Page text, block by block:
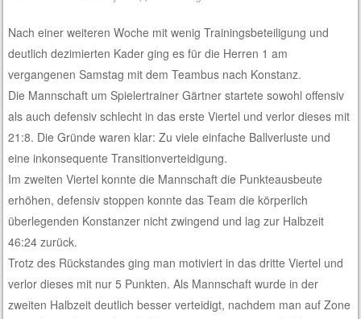
Nach einer weiteren Woche mit wenig Trainingsbeteiligung und
deutlich dezimierten Kader ging es für die Herren 1 am
vergangenen Samstag mit dem Teambus nach Konstanz.
Die Mannschaft um Spielertrainer Gärtner startete sowohl offensiv
als auch defensiv schlecht in das erste Viertel und verlor dieses mit
21:8. Die Gründe waren klar: Zu viele einfache Ballverluste und
eine inkonsequente Transitionverteidigung.
Im zweiten Viertel konnte die Mannschaft die Punkteausbeute
erhöhen, defensiv stoppen konnte das Team die körperlich
überlegenden Konstanzer nicht zwingend und lag zur Halbzeit
46:24 zurück.
Trotz des Rückstandes ging man motiviert in das dritte Viertel und
verlor dieses mit nur 5 Punkten. Als Mannschaft wurde in der
zweiten Halbzeit deutlich besser verteidigt, nachdem man auf Zone